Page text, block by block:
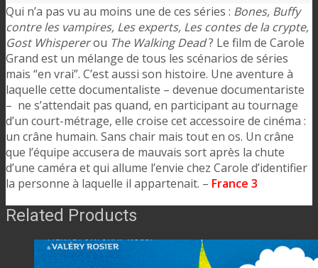
Qui n’a pas vu au moins une de ces séries : Bones, Buffy
contre les vampires, Les experts, Les contes de la crypte,
Gost Whispererou The Walking Dead? Le film de Carole
Grand est un mélange de tous les scénarios de séries
mais “en vrai”. C’est aussi son histoire. Une aventure à
laquelle cette documentaliste – devenue documentariste
– ne s’attendait pas quand, en participant au tournage
d’un court-métrage, elle croise cet accessoire de cinéma :
un crâne humain. Sans chair mais tout en os. Un crâne
que l’équipe accusera de mauvais sort après la chute
d’une caméra et qui allume l’envie chez Carole d’identifier
la personne à laquelle il appartenait. – France 3
Related Products